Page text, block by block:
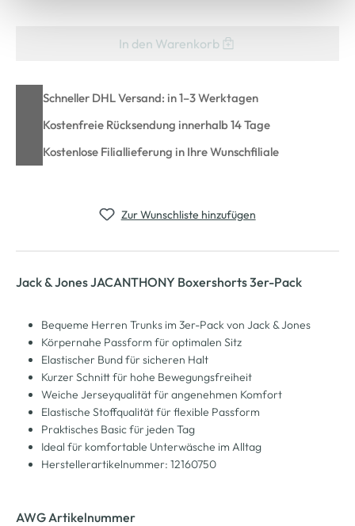
In den Warenkorb
Schneller DHL Versand: in 1–3 Werktagen
Kostenfreie Rücksendung innerhalb 14 Tage
Kostenlose Filiallieferung in Ihre Wunschfiliale
Zur Wunschliste hinzufügen
Jack & Jones JACANTHONY Boxershorts 3er-Pack
Bequeme Herren Trunks im 3er-Pack von Jack & Jones
Körpernahe Passform für optimalen Sitz
Elastischer Bund für sicheren Halt
Kurzer Schnitt für hohe Bewegungsfreiheit
Weiche Jerseyqualität für angenehmen Komfort
Elastische Stoffqualität für flexible Passform
Praktisches Basic für jeden Tag
Ideal für komfortable Unterwäsche im Alltag
Herstellerartikelnummer: 12160750
AWG Artikelnummer